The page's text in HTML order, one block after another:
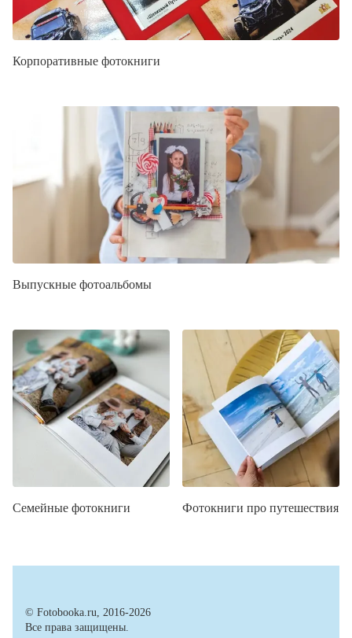
Корпоративные фотокниги
Выпускные фотоальбомы
Семейные фотокниги Фотокниги про путешествия
© Fotobooka.ru, 2016-2026
Все права защищены.